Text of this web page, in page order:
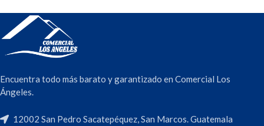
Encuentra todo más barato y garantizado en Comercial Los
Ángeles.
12002 San Pedro Sacatepéquez, San Marcos. Guatemala